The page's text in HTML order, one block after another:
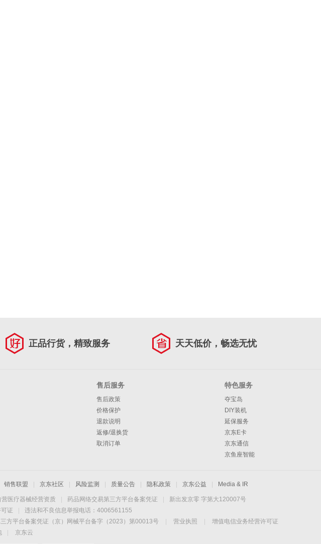
正品行货，精致服务 天天低价，畅选无忧
售后服务
售后政策
价格保护
退款说明
返修/退换货
取消订单
特色服务
夺宝岛
DIY装机
延保服务
京东E卡
京东通信
京鱼座智能
销售联盟 京东社区 风险监测 质量公告 隐私政策 京东公益 Media & IR
营医疗器械经营资质 药品网络交易第三方平台备案凭证
新出发京零 字第大120007号
证
违法和不良信息举报电话：4006561155
三方平台备案凭证（京）网械平台备字（2023）第00013号 营业执照
增值电信业务经营许可证
京东云